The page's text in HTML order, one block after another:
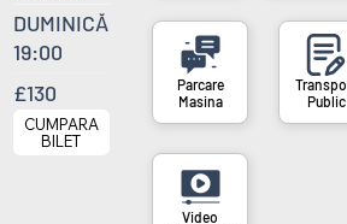
Masina
Transport
Public
Video
DUMINICĂ
19:00
£130
CUMPARA
BILET